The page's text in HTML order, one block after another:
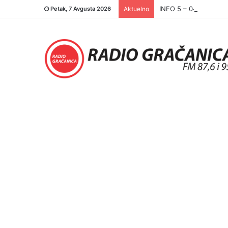
Petak, 7 Avgusta 2026 Aktuelno INFO 5 – 04.08.2026.